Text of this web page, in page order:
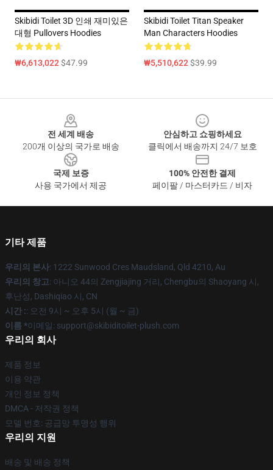
Skibidi Toilet 3D 인쇄 재미있은
대형 Pullovers Hoodies
₩6,613,022$47.99
Skibidi Toilet Titan Speaker
Man Characters Hoodies
₩5,510,622$39.99
전 세계 배송
200개 이상의 국가로 배송
안심하고 쇼핑하세요
클릭에서 배송까지 24/7 보호
국제 보증
사용 국가에서 제공
100% 안전한 결제
페이팔 / 마스터카드 / 비자
기타 제품
우리의 본사: 1222 Sunwood Cres Maudsland, Qld 4210, Au
우리의 창고: 아니오 44의 Zengjiajing 거리, Chengbu의 Shaoyang 시,
후난성, Dashiqiao 시, CN
시간 :: 오전 9시 ~ 오후 5시 (월 ~ 금)
이름 *이메일: support@skibiditoilet-plush.com
우리의 회사
제품 정보
이용 약관
개인 정보 정책
DMCA - 저작권 정책
모델 번호: 공급망 투명성 행위
우리의 지원
배송 및 배송 정책